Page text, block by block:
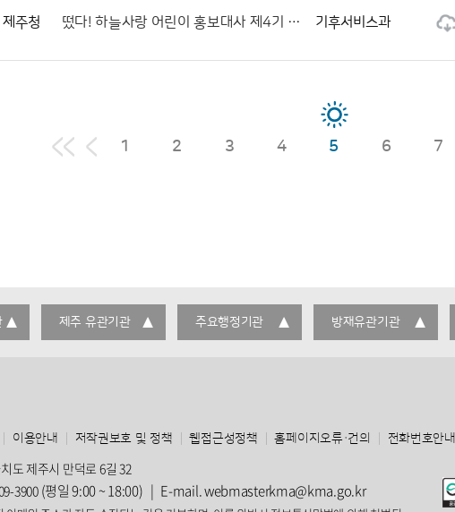
제주청 떴다! 하늘사랑 어린이 홍보대사 제4기 모집 기후서비스과
1 2 3 4 5 6 7
제주 유관기관 주요행정기관 방재유관기관
이용안내 저작권보호 및 정책 웹접근성정책 홈페이지오류·건의 전화번호안내
도 제주시 만덕로 6길 32
3900 (평일 9:00 ~ 18:00) | E-mail. webmasterkma@kma.go.kr